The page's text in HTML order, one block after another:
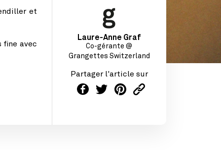
et
fine avec
Laure-Anne Graf
Co-gérante @
Grangettes Switzerland
Partager l'article sur